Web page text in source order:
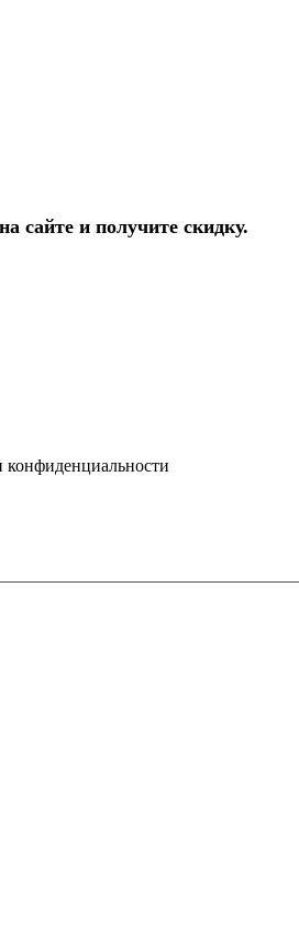
сайте и получите скидку.